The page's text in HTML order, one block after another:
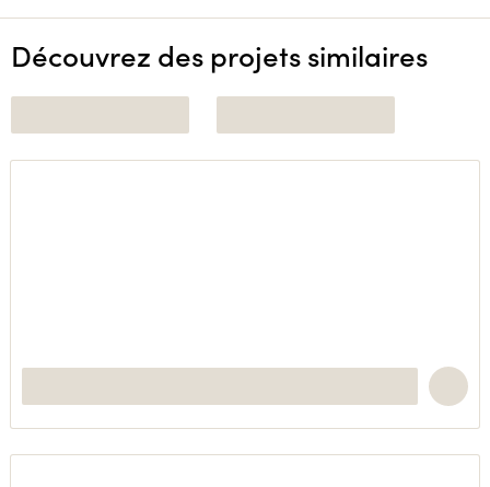
Découvrez des projets similaires